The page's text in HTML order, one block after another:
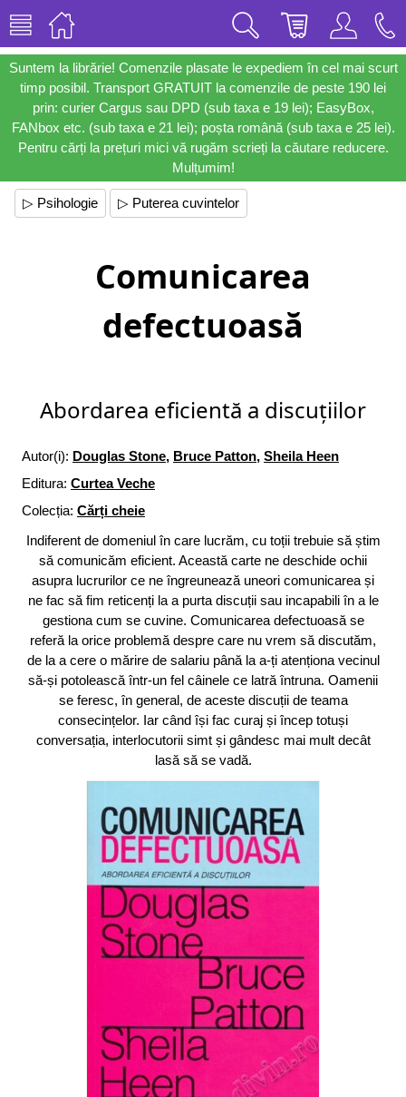
Suntem la librărie! Comenzile plasate le expediem în cel mai scurt
timp posibil. Transport GRATUIT la comenzile de peste 190 lei
prin: curier Cargus sau DPD (sub taxa e 19 lei); EasyBox,
FANbox etc. (sub taxa e 21 lei); poșta română (sub taxa e 25 lei).
Pentru cărți la prețuri mici vă rugăm scrieți la căutare reducere.
Mulțumim!
▷ Psihologie ▷ Puterea cuvintelor
Comunicarea
defectuoasă
Abordarea eficientă a discuțiilor
Autor(i): Douglas Stone, Bruce Patton, Sheila Heen
Editura: Curtea Veche
Colecția: Cărți cheie
Indiferent de domeniul în care lucrăm, cu toții trebuie să știm
să comunicăm eficient. Această carte ne deschide ochii
asupra lucrurilor ce ne îngreunează uneori comunicarea și
ne fac să fim reticenți la a purta discuții sau incapabili în a le
gestiona cum se cuvine. Comunicarea defectuoasă se
referă la orice problemă despre care nu vrem să discutăm,
de la a cere o mărire de salariu până la a-ți atenționa vecinul
să-și potolească într-un fel câinele ce latră întruna. Oamenii
se feresc, în general, de aceste discuții de teama
consecințelor. Iar când își fac curaj și încep totuși
conversația, interlocutorii simt și gândesc mai mult decât
lasă să se vadă.